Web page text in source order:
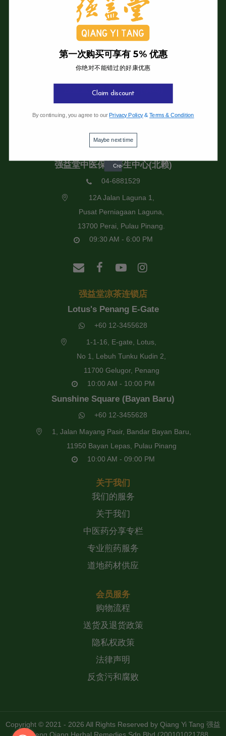
强益堂全息中医诊所
强益堂全息中医诊所(槟岛)
04-2832108
11600 Pulau Pinang.
09:30 AM - 6:00 PM
强益堂中医保健养生中心(北赖)
04-6881529
12A Jalan Laguna 1,
Pusat Perniagaan Laguna,
13700 Perai, Pulau Pinang.
09:30 AM - 6:00 PM
强益堂凉茶连锁店
Lotus's Penang E-Gate
+60 12-3455628
1-1-16, E-gate, Lotus,
No 1, Lebuh Tunku Kudin 2,
11700 Gelugor, Penang
10:00 AM - 10:00 PM
Sunshine Square (Bayan Baru)
+60 12-3455628
1, Jalan Mayang Pasir, Bandar Bayan Baru,
11950 Bayan Lepas, Pulau Pinang
10:00 AM - 09:00 PM
关于我们
我们的服务
关于我们
中医药分享专栏
专业煎药服务
道地药材供应
会员服务
购物流程
送货及退货政策
隐私权政策
法律声明
反贪污和腐败
Copyright © 2021 - 2026 All Rights Reserved by Qiang Yi Tang 强益
第一次购买可享有 5% 优惠
你绝对不能错过的好康优惠
Claim discount
By continuing, you agree to our Privacy Policy&Terms & Condition
Maybe next time